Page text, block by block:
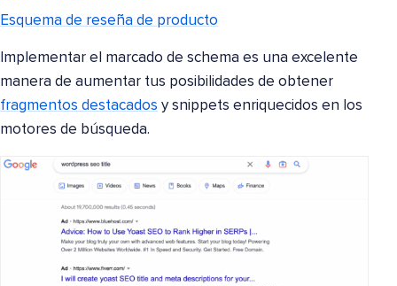
Esquema de reseña de producto
Implementar el marcado de schema es una excelente
manera de aumentar tus posibilidades de obtener
fragmentos destacados y snippets enriquecidos en los
motores de búsqueda.